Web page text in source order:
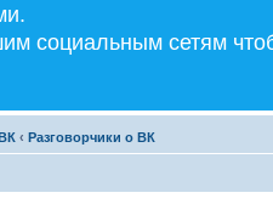
социальным сетям
‹ Разговорчики о ВК